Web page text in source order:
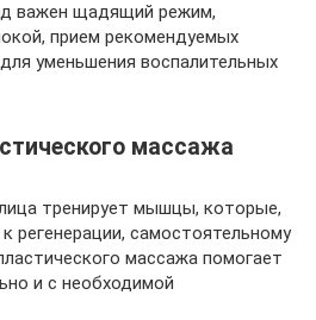
важен щадящий режим,
прием рекомендуемых
уменьшения воспалительных
массажа
тренирует мышцы, которые,
регенерации, самостоятельному
массажа помогает
и с необходимой